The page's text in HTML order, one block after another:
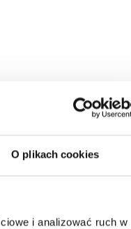
O plikach cookies
i analizować ruch w